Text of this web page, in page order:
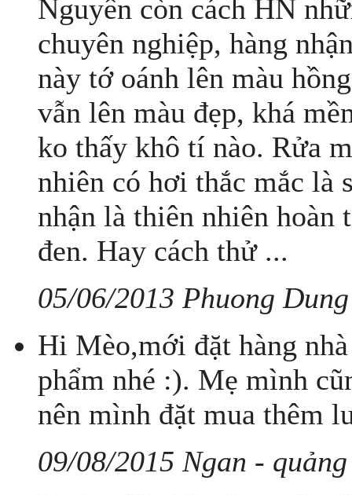
Nguyên còn cách HN
chuyên nghiệp, hàng
này tớ oánh lên màu
vẫn lên màu đẹp, khá
ko thấy khô tí nào. Rửa
nhiên có hơi thắc mắc là
nhận là thiên nhiên hoàn
đen. Hay cách thử ...
05/06/2013 Phuong Dung
Hi Mèo,mới đặt hàng
phẩm nhé :). Mẹ mình
nên mình đặt mua thêm
09/08/2015 Ngan -